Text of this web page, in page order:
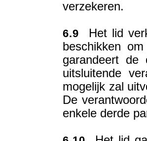
verzekeren.
6.9 Het lid
beschikken
garandeert
uitsluitende
mogelijk zal
De
enkele derde